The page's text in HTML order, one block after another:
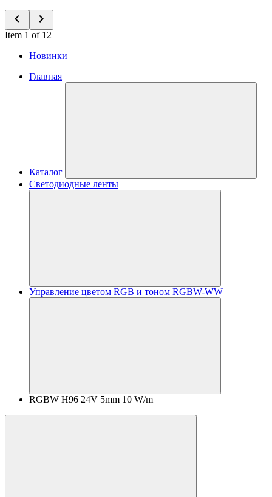
Item 1 of 12
Новинки
Главная
Каталог
Светодиодные ленты
Управление цветом RGB и тоном RGBW-WW
RGBW H96 24V 5mm 10 W/m